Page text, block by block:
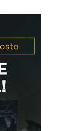
seguindo
ou blister
A mulher
seguida, deve
e elani
têm a
® ter